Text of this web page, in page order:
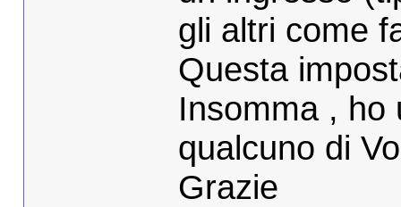
gli altri come
Questa
Insomma , ho
qualcuno di
Grazie